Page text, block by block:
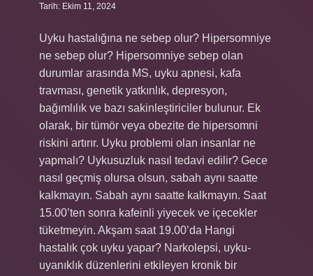
Tarih: Ekim 11, 2024
Uyku hastalığına ne sebep olur? Hipersomniye
ne sebep olur? Hipersomniye sebep olan
durumlar arasında MS, uyku apnesi, kafa
travması, genetik yatkınlık, depresyon,
bağımlılık ve bazı sakinleştiriciler bulunur. Ek
olarak, bir tümör veya obezite de hipersomni
riskini artırır. Uyku problemi olan insanlar ne
yapmalı? Uykusuzluk nasıl tedavi edilir? Gece
nasıl geçmiş olursa olsun, sabah aynı saatte
kalkmayın. Sabah aynı saatte kalkmayın. Saat
15.00’ten sonra kafeinli yiyecek ve içecekler
tüketmeyin. Akşam saat 19.00’da Hangi
hastalık çok uyku yapar? Narkolepsi, uyku-
uyanıklık düzenlerini etkileyen kronik bir